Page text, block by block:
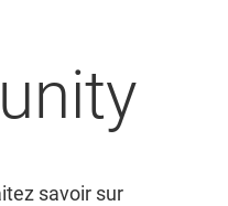
savoir sur